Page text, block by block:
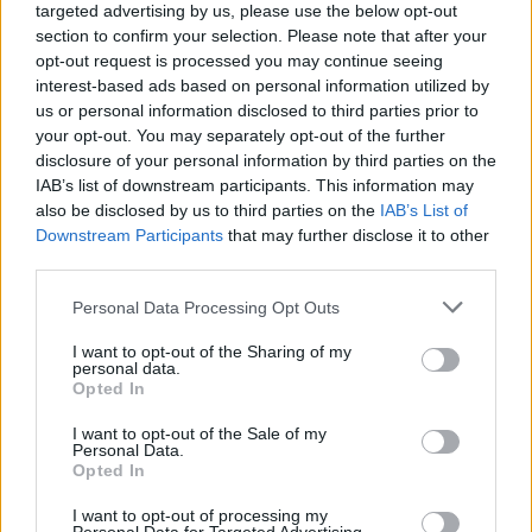
targeted advertising by us, please use the below opt-out
section to confirm your selection. Please note that after your
opt-out request is processed you may continue seeing
interest-based ads based on personal information utilized by
us or personal information disclosed to third parties prior to
your opt-out. You may separately opt-out of the further
disclosure of your personal information by third parties on the
IAB’s list of downstream participants. This information may
also be disclosed by us to third parties on the IAB’s List of
Downstream Participants that may further disclose it to other
Personal Data Processing Opt Outs
I want to opt-out of the Sharing of my
personal data.
Opted In
I want to opt-out of the Sale of my
Personal Data.
Opted In
I want to opt-out of processing my
Sport
Memoriál Bedřicha Šupčíka startuje už
v sobotu
redakce - 22. 3. 2018
PŘÍBRAM – V sobotu se v Příbrami uskuteční Memoriál Bedřich Šupčíka
ve šplhu na laně bez přírazu. Jeho nedílnou součástí bude i pokus